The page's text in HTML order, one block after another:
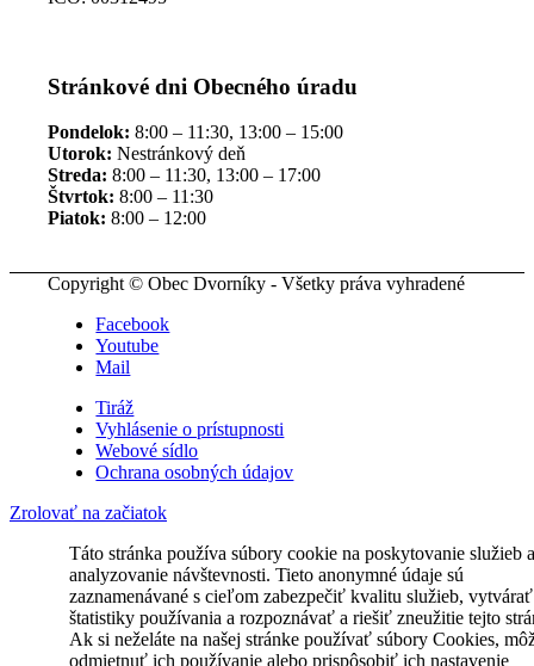
Stránkové dni Obecného úradu
Pondelok: 8:00 – 11:30, 13:00 – 15:00
Utorok: Nestránkový deň
Streda: 8:00 – 11:30, 13:00 – 17:00
Štvrtok: 8:00 – 11:30
Piatok: 8:00 – 12:00
Copyright © Obec Dvorníky - Všetky práva vyhradené
Facebook
Youtube
Mail
Tiráž
Vyhlásenie o prístupnosti
Webové sídlo
Ochrana osobných údajov
Zrolovať na začiatok
Táto stránka používa súbory cookie na poskytovanie služieb a
analyzovanie návštevnosti. Tieto anonymné údaje sú
zaznamenávané s cieľom zabezpečiť kvalitu služieb, vytvárať
štatistiky používania a rozpoznávať a riešiť zneužitie tejto
Ak si neželáte na našej stránke používať súbory Cookies,
odmietnuť ich používanie alebo prispôsobiť ich nastavenie